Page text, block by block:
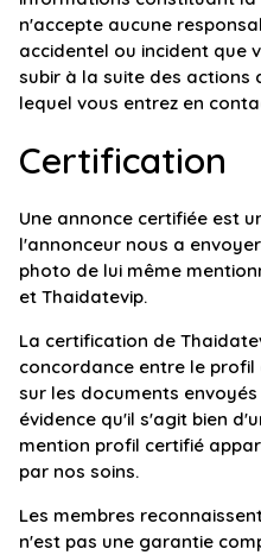
n'accepte aucune
accidentel ou incident que
subir à la suite des actions
lequel vous entrez en
Certification
Une annonce certifiée est
l'annonceur nous a
photo de lui même
et Thaidatevip.
La certification de
concordance entre le
sur les documents
évidence qu'il s'agit bien
mention profil certifié
par nos soins.
Les membres
n'est pas une garantie